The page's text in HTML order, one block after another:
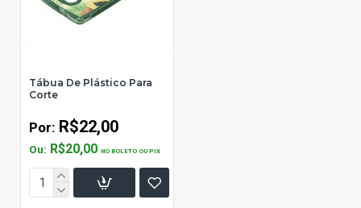
Tábua De Plástico Para
Corte
Por: R$22,00
Ou: R$20,00 NO BOLETO OU PIX